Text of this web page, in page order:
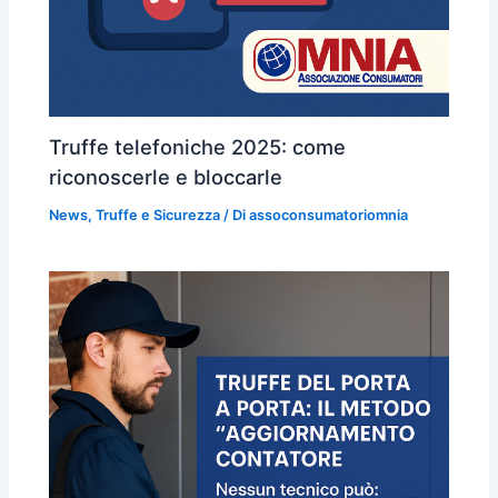
Truffe telefoniche 2025: come
riconoscerle e bloccarle
News,Truffe e Sicurezza / Diassoconsumatoriomnia